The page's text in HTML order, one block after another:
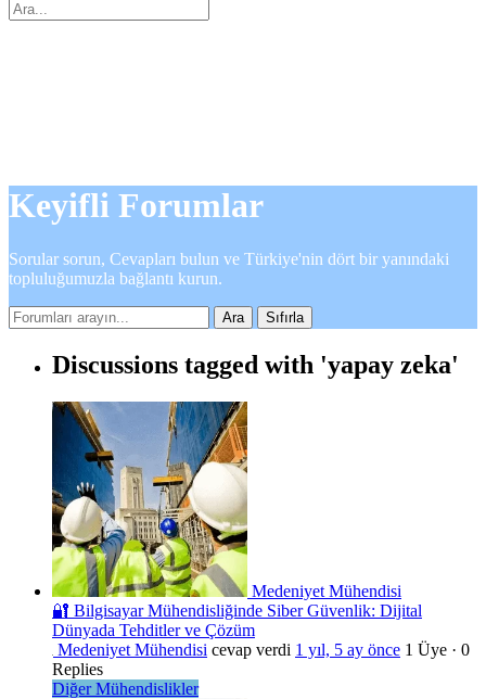
Aramak
İçin:
Keyifli Forumlar
Sorular sorun, Cevapları bulun ve Türkiye'nin dört bir yanındaki
topluluğumuzla bağlantı kurun.
Sıfırla
Discussions tagged with 'yapay zeka'
Medeniyet Mühendisi
🔐 Bilgisayar Mühendisliğinde Siber Güvenlik: Dijital
Dünyada Tehditler ve Çözüm
Medeniyet Mühendisi cevap verdi 1 yıl, 5 ay önce 1 Üye · 0
Replies
Diğer Mühendislikler